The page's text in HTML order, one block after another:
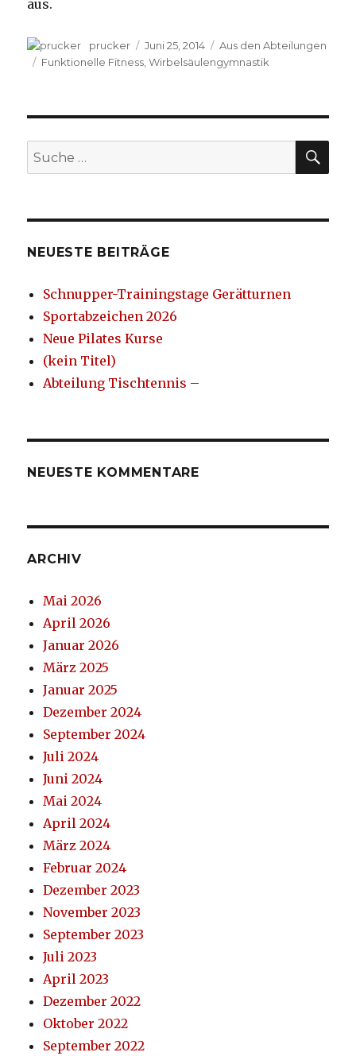
aus.
Autor
prucker
Veröffentlicht
am
Juni 25, 2014 Kategorien
Aus den Abteilungen
Schlagwörter
Funktionelle Fitness ,Wirbelsäulengymnastik
Suche
nach:
NEUESTE BEITRÄGE
Schnupper-Trainingstage Gerätturnen
Sportabzeichen 2026
Neue Pilates Kurse
(kein Titel)
Abteilung Tischtennis –
NEUESTE KOMMENTARE
ARCHIV
Mai 2026
April 2026
Januar 2026
März 2025
Januar 2025
Dezember 2024
September 2024
Juli 2024
Juni 2024
Mai 2024
April 2024
März 2024
Februar 2024
Dezember 2023
November 2023
September 2023
Juli 2023
April 2023
Dezember 2022
Oktober 2022
September 2022